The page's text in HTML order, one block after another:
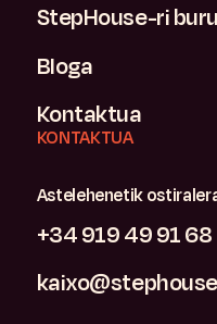
StepHouse-ri
Bloga
Kontaktua
KONTAKTUA
Astelehenetik
+34 919 49 91 68